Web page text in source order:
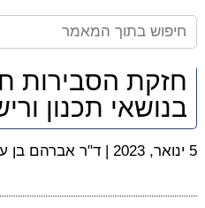
חזקת הסבירות
בנושאי תכנון
5 ינואר, 2023 | ד"ר אברהם בן